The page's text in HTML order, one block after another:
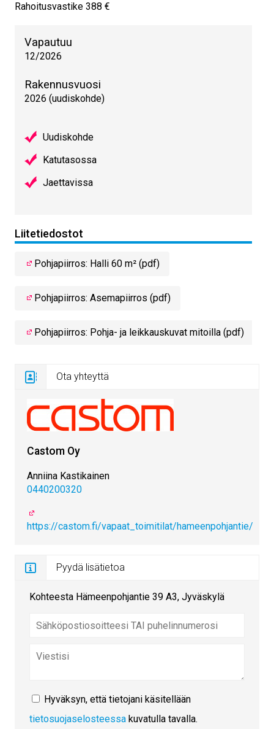
Rahoitusvastike 388 €
Vapautuu
12/2026
Rakennusvuosi
2026 (uudiskohde)
Uudiskohde
Katutasossa
Jaettavissa
Liitetiedostot
Pohjapiirros: Halli 60 m² (pdf)
Pohjapiirros: Asemapiirros (pdf)
Pohjapiirros: Pohja- ja leikkauskuvat mitoilla (pdf)
Ota yhteyttä
Castom Oy
Anniina Kastikainen
0440200320
https://castom.fi/vapaat_toimitilat/hameenpohjantie/
Pyydä lisätietoa
Kohteesta Hämeenpohjantie 39 A3, Jyväskylä
Hyväksyn, että tietojani käsitellään
tietosuojaselosteessa kuvatulla tavalla.